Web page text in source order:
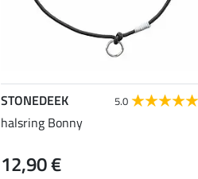
STONEDEEK 5.0
halsring Bonny
12,90 €